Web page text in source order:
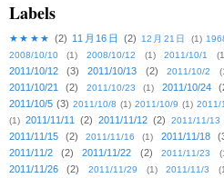
Labels
★★★★ (2) 11月16日 (2) 12月21日 (1)
2008/10/10
(1) 2008/10/12 (1) 2011/10/1
2011/10/12
(3) 2011/10/13 (2) 2011/10/2
2011/10/21 (2) 2011/10/23 (1) 2011/10/24
2011/10/5 (3) 2011/10/8 (1) 2011/10/9 (1) 2011/
(1) 2011/11/11 (2) 2011/11/12 (2) 2011/11/13
2011/11/15 (2) 2011/11/16 (1) 2011/11/18
2011/11/2
(2) 2011/11/22 (2) 2011/11/23
2011/11/26 (2) 2011/11/29 (1) 2011/11/3